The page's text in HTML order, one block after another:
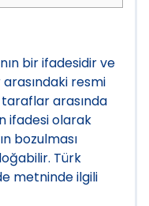
bir ifadesidir ve
resmi
arasında
ifadesi olarak
bozulması
Türk
metninde ilgili